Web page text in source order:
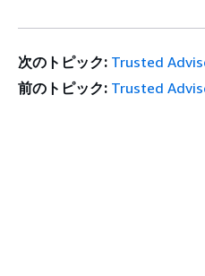
次のトピック: Trusted
前のトピック: Trusted